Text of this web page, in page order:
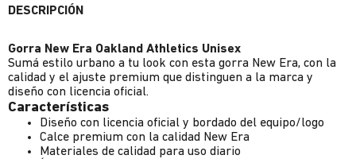
DESCRIPCIÓN
Gorra New Era Oakland Athletics Unisex
Sumá estilo urbano a tu look con esta gorra New Era, con la
calidad y el ajuste premium que distinguen a la marca y
diseño con licencia oficial.
Características
Diseño con licencia oficial y bordado del equipo/logo
Calce premium con la calidad New Era
Materiales de calidad para uso diario